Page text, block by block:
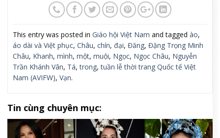
This entry was posted in Giáo hội Việt Nam and tagged ào,
áo dài và Việt phục, Châu, chín, đại, Đăng, Đặng Trọng Minh
Châu, Khanh, mình, một, muội, Ngọc, Ngọc Châu, Nguyễn
Trần Khánh Vân, Tá,trong,tuần lễ thời trang Quốc tế Việt
Nam (AVIFW), Vạn.
Tin cùng chuyên mục: